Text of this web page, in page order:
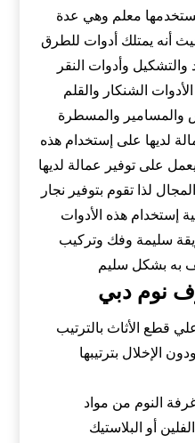
يستخدمها معلم وهي عدة
أنه يمتلك أدوات للطرق
والتشكيل وأدوات النقر
الشنكار والقلم
والمسامير والمسطرة
لديها على إستخدام هذه
على توفير عمالة لديها
لذا تقوم بتوفير نجار
إستخدام هذه الأدوات
سليمة وفك وتركيب
به بشكل سليم
نوم دبي
قطع الأثاث بالترتيب
الإخلال بترتيبها
النوم من مواد
أو البلاستيك